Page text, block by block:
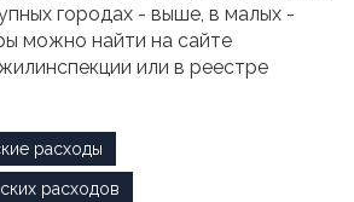
городах - выше, в малых -
можно найти на сайте
или в реестре
расходы
расходов